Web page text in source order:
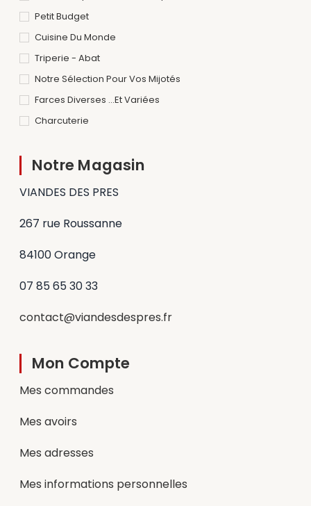
Petit Budget
Cuisine Du Monde
Triperie - Abat
Notre Sélection Pour Vos Mijotés
Farces Diverses ...et Variées
Charcuterie
Notre Magasin
VIANDES DES PRES
267 rue Roussanne
84100 Orange
07 85 65 30 33
contact@viandesdespres.fr
Mon Compte
Mes commandes
Mes avoirs
Mes adresses
Mes informations personnelles